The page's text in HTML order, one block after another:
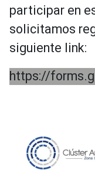
participar en
solicitamos
siguiente link:
https://